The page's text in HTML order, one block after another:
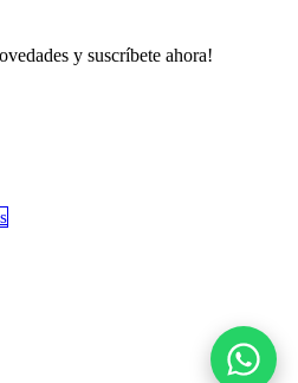
y suscríbete ahora!